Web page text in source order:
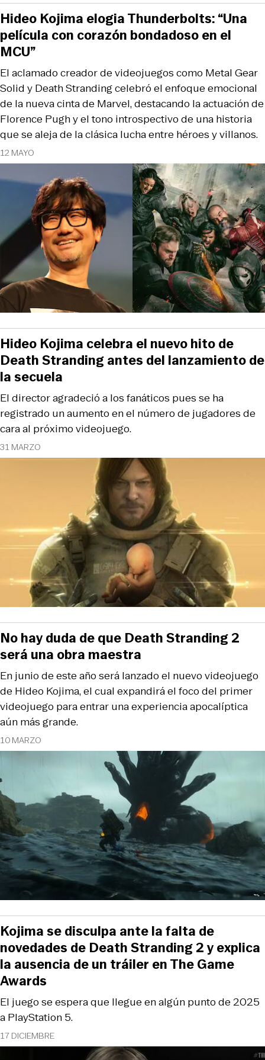
12 MAYO
El aclamado creador de videojuegos como Metal Gear
Solid y Death Stranding celebró el enfoque emocional
de la nueva cinta de Marvel, destacando la actuación de
Florence Pugh y el tono introspectivo de una historia
que se aleja de la clásica lucha entre héroes y villanos.
Hideo Kojima elogia Thunderbolts: “Una
película con corazón bondadoso en el
MCU”
31 MARZO
El director agradeció a los fanáticos pues se ha
registrado un aumento en el número de jugadores de
cara al próximo videojuego.
Hideo Kojima celebra el nuevo hito de
Death Stranding antes del lanzamiento de
la secuela
10 MARZO
En junio de este año será lanzado el nuevo videojuego
de Hideo Kojima, el cual expandirá el foco del primer
videojuego para entrar una experiencia apocalíptica
aún más grande.
No hay duda de que Death Stranding 2
será una obra maestra
17 DICIEMBRE
El juego se espera que llegue en algún punto de 2025
a PlayStation 5.
Kojima se disculpa ante la falta de
novedades de Death Stranding 2 y explica
la ausencia de un tráiler en The Game
Awards